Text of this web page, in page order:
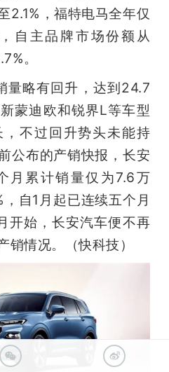
2.1%，福特电马全年仅
自主品牌市场份额从
。
量略有回升，达到24.7
蒙迪欧和锐界L等车型
不过回升势头未能持
公布的产销快报，长安
月累计销量仅为7.6万
自1月起已连续五个月
开始，长安汽车便不再
销情况。（快科技）